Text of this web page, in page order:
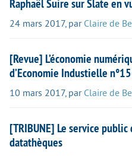
Raphaël Suire sur Slate en
24 mars 2017, par Claire de
[Revue] L’économie
d’Economie Industielle
10 mars 2017, par Claire de
[TRIBUNE] Le service
datathèques